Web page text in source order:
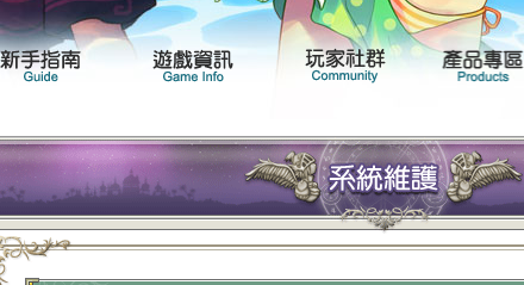
區 遊戲介紹 新手指南 遊戲資訊